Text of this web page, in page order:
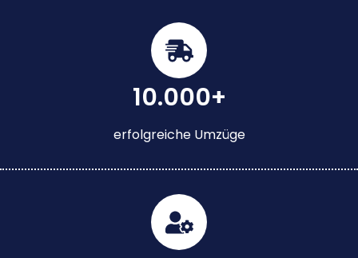
10.000+
erfolgreiche Umzüge